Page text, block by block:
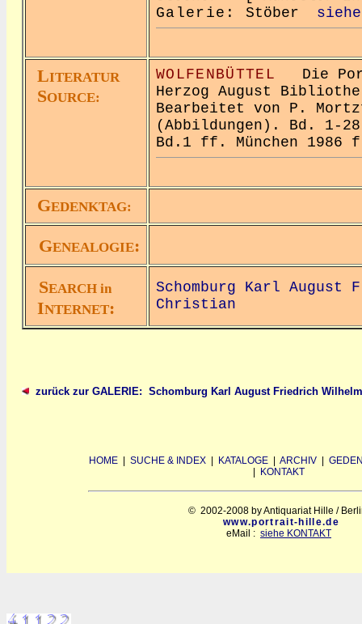
Galerie: Stöber
LITERATUR
SOURCE:
WOLFENBÜTTEL Die
Herzog August
Bearbeitet von P.
(Abbildungen). Bd. 1-
Bd.1 ff. München 1986
GEDENKTAG:
GENEALOGIE:
SEARCH in
INTERNET:
Schomburg Karl August
Christian
zurück zur GALERIE: Schomburg Karl August Friedrich
HOME SUCHE & INDEX KATALOGE ARCHIV
KONTAKT
© 2002-2008 by Antiquariat Hille /
www.portrait-hille.de
eMail : siehe KONTAKT